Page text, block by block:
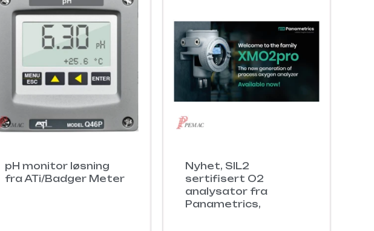
pH monitor løsning
fra ATi/Badger Meter
Nyhet, SIL2
sertifisert O2
analysator fra
Panametrics,